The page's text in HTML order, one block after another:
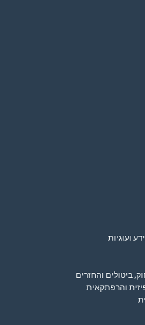
ועוגיות
ביטולים והחזרים
והרפתקאית